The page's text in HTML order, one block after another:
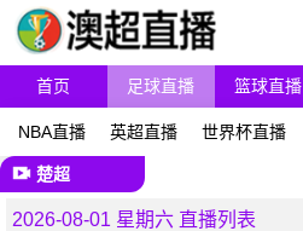
首页 足球直播 篮球直播
NBA直播 英超直播 世界杯直播
楚超
2026-08-01 星期六 直播列表